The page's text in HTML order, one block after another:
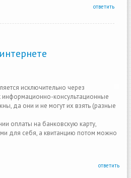
ответить
исключительно через
информационно-консультационные
да они и не могут их взять (разные
оплаты на банковскую карту,
для себя, а квитанцию потом можно
ответить